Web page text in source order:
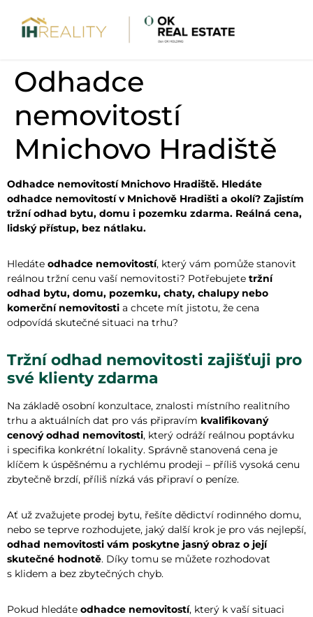
Odhadce
nemovitostí
Mnichovo Hradiště
Odhadce nemovitostí Mnichovo Hradiště. Hledáte
odhadce nemovitostí v Mnichově Hradišti a okolí? Zajistím
tržní odhad bytu, domu i pozemku zdarma. Reálná cena,
lidský přístup, bez nátlaku.
Hledáte odhadce nemovitostí, který vám pomůže stanovit
reálnou tržní cenu vaší nemovitosti? Potřebujete tržní
odhad bytu, domu, pozemku, chaty, chalupy nebo
komerční nemovitosti a chcete mít jistotu, že cena
odpovídá skutečné situaci na trhu?
Tržní odhad nemovitosti zajišťuji pro
své klienty zdarma
Na základě osobní konzultace, znalosti místního realitního
trhu a aktuálních dat pro vás připravím kvalifikovaný
cenový odhad nemovitosti, který odráží reálnou poptávku
i specifika konkrétní lokality. Správně stanovená cena je
klíčem k úspěšnému a rychlému prodeji – příliš vysoká cenu
zbytečně brzdí, příliš nízká vás připraví o peníze.
Ať už zvažujete prodej bytu, řešíte dědictví rodinného domu,
nebo se teprve rozhodujete, jaký další krok je pro vás nejlepší,
odhad nemovitosti vám poskytne jasný obraz o její
skutečné hodnotě. Díky tomu se můžete rozhodovat
s klidem a bez zbytečných chyb.
Pokud hledáte odhadce nemovitostí, který k vaší situaci